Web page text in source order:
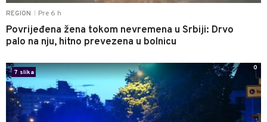
REGION Pre 6 h
Povrijeđena žena tokom nevremena u Srbiji: Drvo
palo na nju, hitno prevezena u bolnicu
7 slika
0